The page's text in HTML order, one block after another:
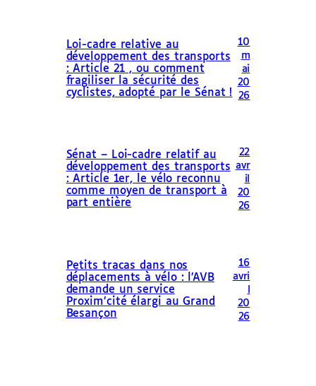
Loi-cadre relative au
développement des transports
: Article 21 , ou comment
fragiliser la sécurité des
cyclistes, adopté par le Sénat !
10
m
ai
20
26
Sénat – Loi-cadre relatif au
développement des transports
: Article 1er, le vélo reconnu
comme moyen de transport à
part entière
22
avr
il
20
26
Petits tracas dans nos
déplacements à vélo : l’AVB
demande un service
Proxim’cité élargi au Grand
Besançon
16
avri
20
26